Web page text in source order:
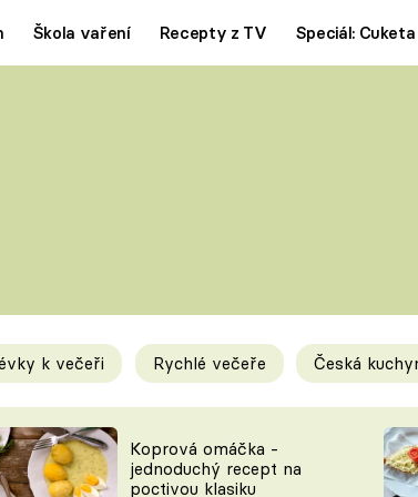
Škola vaření Recepty z TV Speciál: Cuketa
Tipy a triky
KAM ZA JÍDLEM
k večeři Rychlé večeře Česká
Koprová omáčka -
jednoduchý recept na
poctivou klasiku